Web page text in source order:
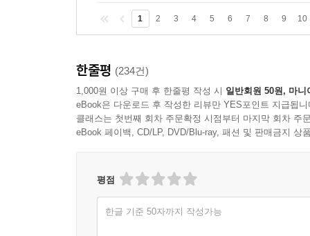
1 2 3 4 5 6 7 8 9 10
한줄평 (234건)
1,000원 이상 구매 후 한줄평 작성 시 일반회원 50원, 마니
eBook은 다운로드 후 작성한 리뷰만 YES포인트 지급됩니
클래스는 첫번째 회차 주문확정 시점부터 마지막 회차 주
eBook 페이백, CD/LP, DVD/Blu-ray, 패션 및 판매금지 상
평점
한글 기준 50자까지 작성가능